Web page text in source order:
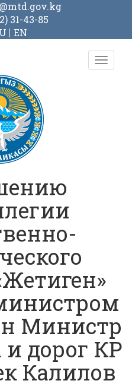
31-43-85
EN
Toggle
Министр
и дорог КР
Калилов